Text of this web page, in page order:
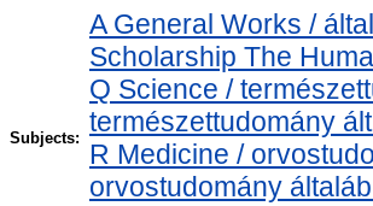
Subjects:
A General Works /
Scholarship The
Q Science /
természettudomány
R Medicine /
orvostudomány